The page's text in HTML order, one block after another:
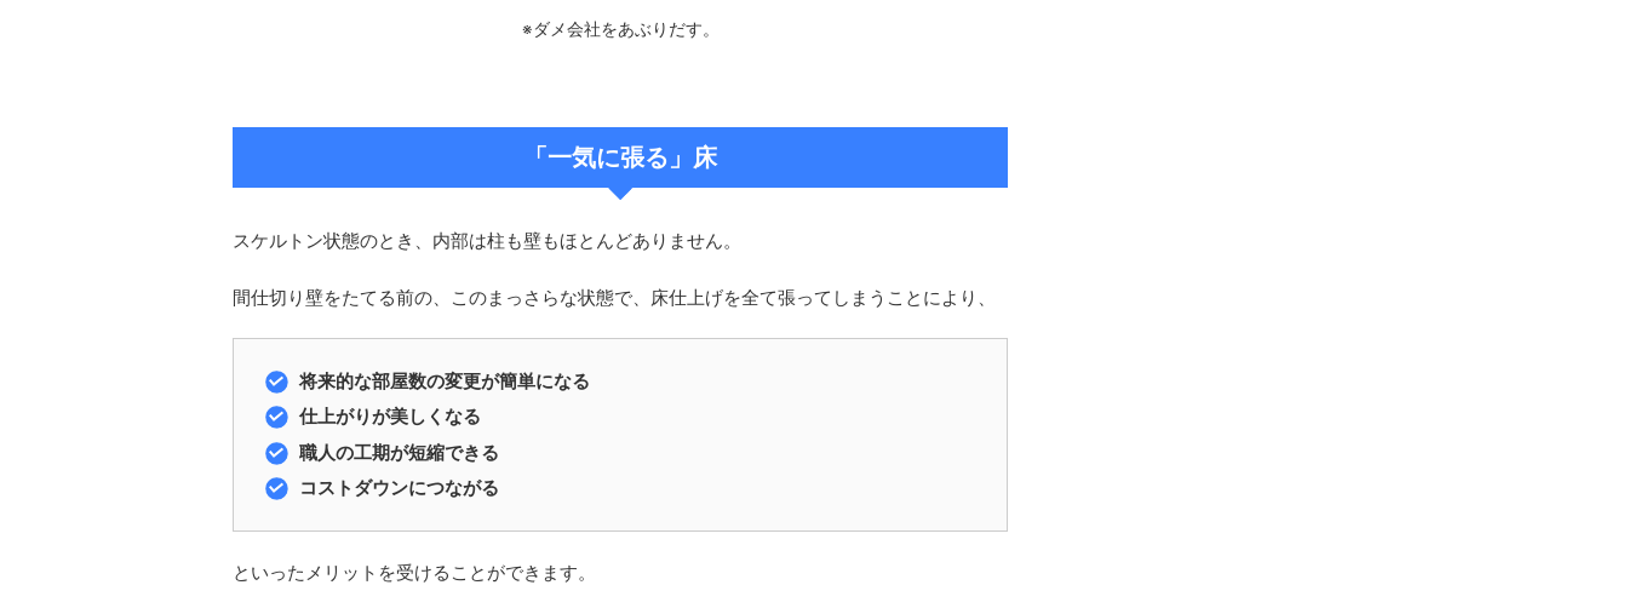
※ダメ会社をあぶりだす。
「一気に張る」床
スケルトン状態のとき、内部は柱も壁もほとんどありません。
間仕切り壁をたてる前の、このまっさらな状態で、床仕上げを全て張ってしまうことにより、
将来的な部屋数の変更が簡単になる
仕上がりが美しくなる
職人の工期が短縮できる
コストダウンにつながる
といったメリットを受けることができます。